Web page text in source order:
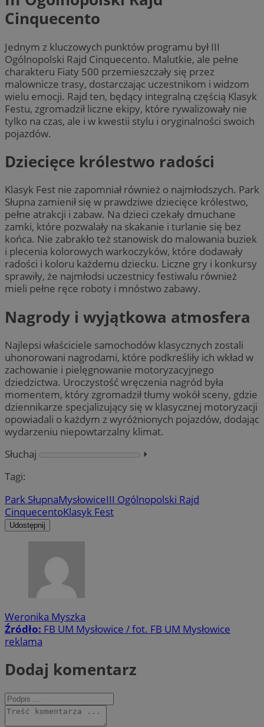
Cinquecento
Jednym z kluczowych punktów programu był III
Ogólnopolski Rajd Cinquecento. Malutkie, ale pełne
charakteru Fiaty 500 przemieszczały się przez
malownicze trasy, dostarczając uczestnikom i widzom
wielu emocji. Rajd ten, będący integralną częścią Klasyk
Festu, zgromadził liczne ekipy, które rywalizowały nie
tylko na czas, ale i w kwestii stylu i oryginalności swoich
pojazdów.
Dziecięce królestwo radości
Klasyk Fest nie zapomniał również o najmłodszych. Park
Słupna zamienił się w prawdziwe dziecięce królestwo,
pełne atrakcji i zabaw. Na dzieci czekały dmuchane
zamki, które pozwalały na skakanie i turlanie się bez
końca. Nie zabrakło też stanowisk do malowania buziek
i plecenia kolorowych warkoczyków, które dodawały
radości i koloru każdemu dziecku. Liczne gry i konkursy
sprawiły, że najmłodsi uczestnicy festiwalu również
mieli pełne ręce roboty i mnóstwo zabawy.
Nagrody i wyjątkowa atmosfera
Najlepsi właściciele samochodów klasycznych zostali
uhonorowani nagrodami, które podkreśliły ich wkład w
zachowanie i pielęgnowanie motoryzacyjnego
dziedzictwa. Uroczystość wręczenia nagród była
momentem, który zgromadził tłumy wokół sceny, gdzie
dziennikarze specjalizujący się w klasycznej motoryzacji
opowiadali o każdym z wyróżnionych pojazdów, dodając
wydarzeniu niepowtarzalny klimat.
Słuchaj
⏵︎
Tagi:
Park SłupnaMysłowiceIII Ogólnopolski Rajd
CinquecentoKlasyk Fest
Udostępnij
Weronika Myszka
Źródło: FB UM Mysłowice / fot. FB UM Mysłowice
reklama
Dodaj komentarz